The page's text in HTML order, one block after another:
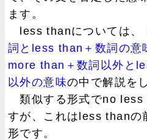
ます。
less thanについては、
詞とless than＋数詞の意
more than＋数詞以外と
以外の意味の中で解説を
類似する形式でno less
すが、これはless thanの
形です。